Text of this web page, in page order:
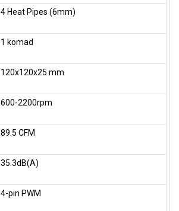
4 Heat Pipes (6mm)
1 komad
120x120x25 mm
600-2200rpm
89.5 CFM
35.3dB(A)
4-pin PWM